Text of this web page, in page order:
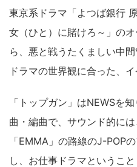
東京系ドラマ「よつば銀行
女（ひと）に賭けろ～」の
ら、悪と戦うたくましい中
ドラマの世界観に合った、
「トップガン」はNEWSを
曲・編曲で、サウンド的には
「EMMA」の路線のJ-POP
し、お仕事ドラマというこ